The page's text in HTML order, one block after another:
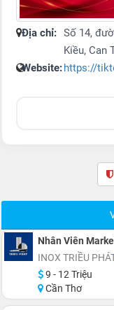
Địa chỉ: Số 14,
Kiều, Can
Website:https://
Nhân Viên
INOX TRIỀU
9 - 12 Triệu
Cần Thơ